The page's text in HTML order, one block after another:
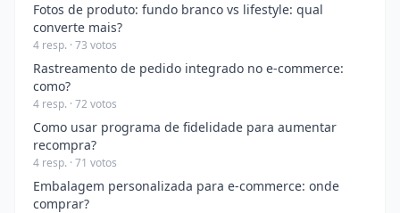
Fotos de produto: fundo branco vs lifestyle: qual
converte mais?
4 resp. · 73 votos
Rastreamento de pedido integrado no e-commerce:
como?
4 resp. · 72 votos
Como usar programa de fidelidade para aumentar
recompra?
4 resp. · 71 votos
Embalagem personalizada para e-commerce: onde
comprar?